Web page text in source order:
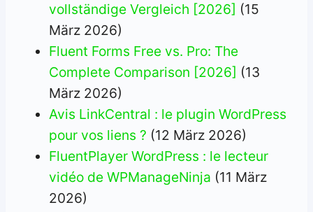
vollständige Vergleich [2026] (15
März 2026)
Fluent Forms Free vs. Pro: The
Complete Comparison [2026] (13
März 2026)
Avis LinkCentral : le plugin WordPress
pour vos liens ? (12 März 2026)
FluentPlayer WordPress : le lecteur
vidéo de WPManageNinja (11 März
2026)